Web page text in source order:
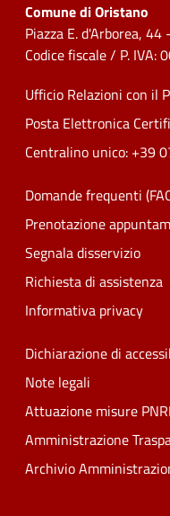
Comune di Oristano
Piazza E. d'Arborea,
Codice fiscale / P. IVA:
Ufficio Relazioni con il
Posta Elettronica
Centralino unico: +39
Domande frequenti
Prenotazione
Segnala disservizio
Richiesta di assistenza
Informativa privacy
Dichiarazione di
Note legali
Attuazione misure
Amministrazione
Archivio